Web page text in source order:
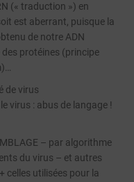
(« traduction ») en
est aberrant, puisque la
de notre ADN
protéines (principe
de virus
virus : abus de langage !
– par algorithme
du virus – et autres
celles utilisées pour la